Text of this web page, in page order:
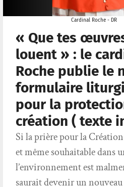
Cardinal Roche - DR
« Que tes
louent » : le
Roche publie le
formulaire
pour la
création ( texte
Si la prière pour la
et même souhaitable dans
l’environnement est
saurait devenir un